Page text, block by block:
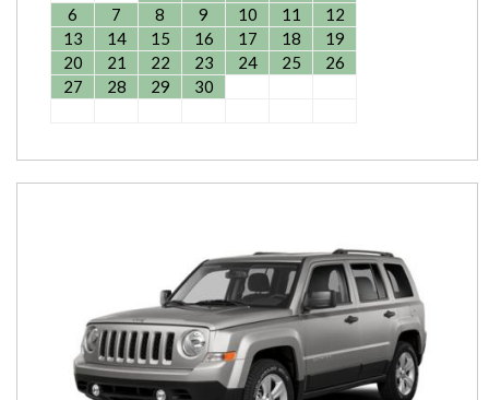
6 7 8 9 10 11
12
13
14 15 16 17 18
19
20
21 22 23 24 25
26
27
28 29 30